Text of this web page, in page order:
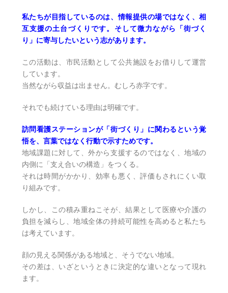
私たちが目指しているのは、情報提供の場ではなく、相
互支援の土台づくりです。そして微力ながら「街づく
り」に寄与したいという志があります。
この活動は、市民活動として公共施設をお借りして運営
しています。
当然ながら収益は出ません。むしろ赤字です。
それでも続けている理由は明確です。
訪問看護ステーションが「街づくり」に関わるという覚
悟を、言葉ではなく行動で示すためです。
地域課題に対して、外から支援するのではなく、地域の
内側に「支え合いの構造」をつくる。
それは時間がかかり、効率も悪く、評価もされにくい取
り組みです。
しかし、この積み重ねこそが、結果として医療や介護の
負担を減らし、地域全体の持続可能性を高めると私たち
は考えています。
顔の見える関係がある地域と、そうでない地域。
その差は、いざというときに決定的な違いとなって現れ
ます。